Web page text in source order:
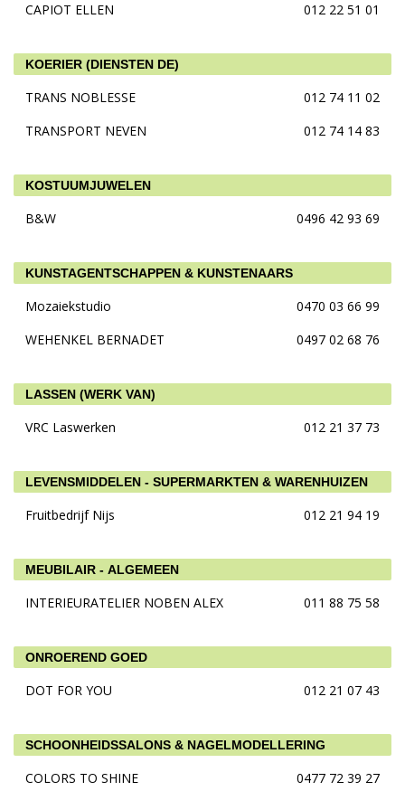
CAPIOT ELLEN 012 22 51 01
KOERIER (DIENSTEN DE)
TRANS NOBLESSE
012 74 11 02
TRANSPORT NEVEN
012 74 14 83
KOSTUUMJUWELEN
B&W 0496 42 93 69
KUNSTAGENTSCHAPPEN & KUNSTENAARS
Mozaiekstudio
0470 03 66 99
WEHENKEL BERNADET
0497 02 68 76
LASSEN (WERK VAN)
VRC Laswerken 012 21 37 73
LEVENSMIDDELEN - SUPERMARKTEN & WARENHUIZEN
Fruitbedrijf Nijs 012 21 94 19
MEUBILAIR - ALGEMEEN
INTERIEURATELIER NOBEN ALEX 011 88 75 58
ONROEREND GOED
DOT FOR YOU 012 21 07 43
SCHOONHEIDSSALONS & NAGELMODELLERING
COLORS TO SHINE
0477 72 39 27